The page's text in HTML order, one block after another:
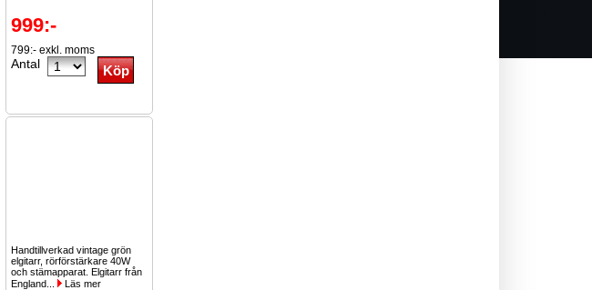
999:-
799:- exkl. moms
Antal
Handtillverkad vintage grön
elgitarr, rörförstärkare 40W
och stämapparat. Elgitarr från
England...
Läs mer